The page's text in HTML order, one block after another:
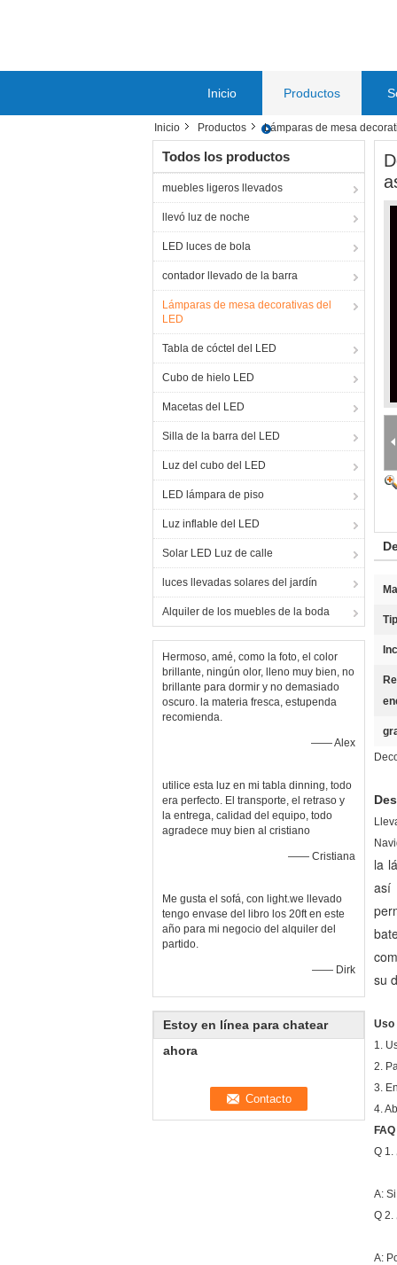
Inicio Productos
Inicio Productos Lámparas de mesa
Todos los productos
muebles ligeros llevados
llevó luz de noche
LED luces de bola
contador llevado de la barra
Lámparas de mesa decorativas del
LED
Tabla de cóctel del LED
Cubo de hielo LED
Macetas del LED
Silla de la barra del LED
Luz del cubo del LED
LED lámpara de piso
Luz inflable del LED
Solar LED Luz de calle
luces llevadas solares del jardín
Alquiler de los muebles de la boda
Hermoso, amé, como la foto, el color
brillante, ningún olor, lleno muy bien, no
brillante para dormir y no demasiado
oscuro. la materia fresca, estupenda
recomienda.
—— Alex
utilice esta luz en mi tabla dinning, todo
era perfecto. El transporte, el retraso y
la entrega, calidad del equipo, todo
agradece muy bien al cristiano
—— Cristiana
Me gusta el sofá, con light.we llevado
tengo envase del libro los 20ft en este
año para mi negocio del alquiler del
partido.
—— Dirk
Estoy en línea para chatear
ahora
la
así
su
Uso
1.
2.
3.
4.
FAQ
Q 1.
A:
Q 2.
A: